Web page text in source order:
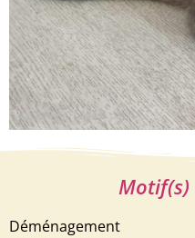
Déménagement